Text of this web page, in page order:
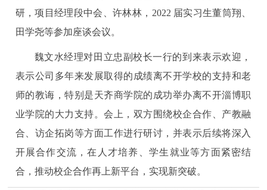
研，项目经理段中会、许林林，2022 届实习生董筒翔、
田学尧等参加座谈会议。
魏文水经理对田立忠副校长一行的到来表示欢迎，
表示公司多年来发展取得的成绩离不开学校的支持和老
师的教诲，特别是天齐商学院的成功举办离不开淄博职
业学院的大力支持。会上，双方围绕校企合作、产教融
合、访企拓岗等方面工作进行研讨，并表示后续将深入
开展合作交流，在人才培养、学生就业等方面紧密结
合，推动校企合作再上新平台，实现新突破。